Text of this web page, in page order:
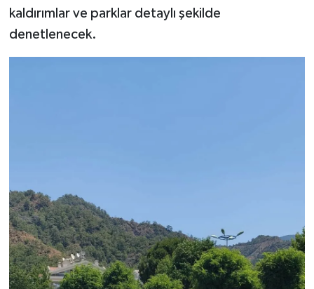
kaldırımlar ve parklar detaylı şekilde
denetlenecek.